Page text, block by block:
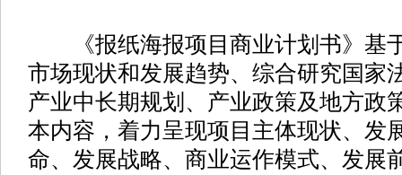
《报纸海报项目商业计划书》基
市场现状和发展趋势、综合研究国家
产业中长期规划、产业政策及地方政
本内容，着力呈现项目主体现状、发
命、发展战略、商业运作模式、发展